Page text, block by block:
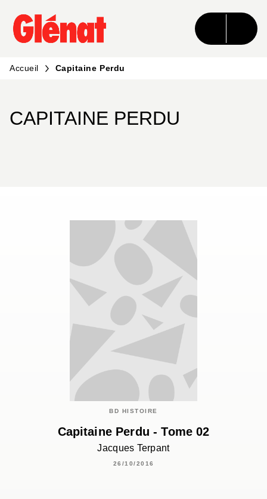
MENU RECHERCHE CONTENU
PIED DE PAGE
Accueil Capitaine Perdu
CAPITAINE PERDU
BD HISTOIRE
Capitaine Perdu - Tome 02
Jacques Terpant
26/10/2016